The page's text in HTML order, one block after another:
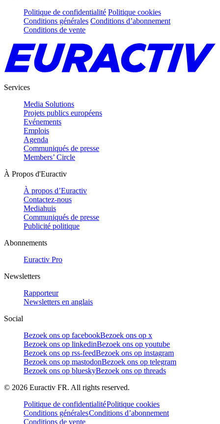
Politique de confidentialité Politique cookies
Conditions générales Conditions d’abonnement
Conditions de vente
Services
Media Solutions
Projets publics européens
Evénements
Emplois
Agenda
Communiqués de presse
Members’ Circle
À Propos d'Euractiv
À propos d’Euractiv
Contactez-nous
Mediahuis
Communiqués de presse
Publicité politique
Abonnements
Euractiv Pro
Newsletters
Rapporteur
Newsletters en anglais
Social
Bezoek ons op facebookBezoek ons op x
Bezoek ons op linkedinBezoek ons op youtube
Bezoek ons op rss-feedBezoek ons op instagram
Bezoek ons op mastodonBezoek ons op telegram
Bezoek ons op blueskyBezoek ons op threads
© 2026 Euractiv FR. All rights reserved.
Politique de confidentialitéPolitique cookies
Conditions généralesConditions d’abonnement
Conditions de vente